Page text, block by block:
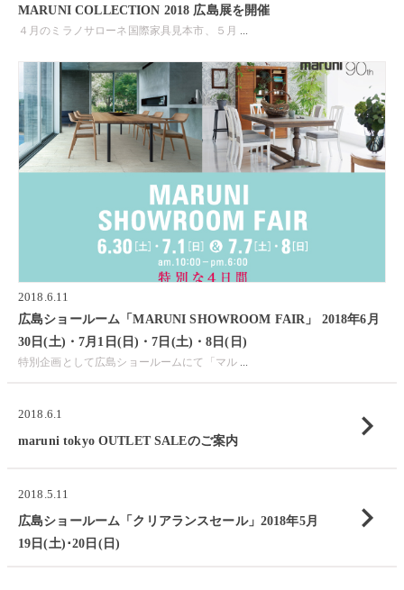
MARUNI COLLECTION 2018 広島展を開催
４月のミラノサローネ国際家具見本市、５月
2018.6.11
広島ショールーム「MARUNI SHOWROOM FAIR」 2018年6月
30日(土)・7月1日(日)・7日(土)・8日(日)
特別企画として広島ショールームにて「マル ...
2018.6.1
maruni tokyo OUTLET SALEのご案内 chevron_right
2018.5.11
広島ショールーム「クリアランスセール」2018年5月
19日(土)･20日(日)
chevron_right